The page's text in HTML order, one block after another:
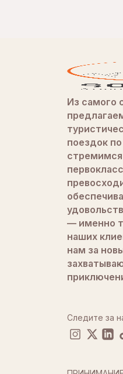
Из самого
поездок
— именно
наших
нам за
Следите за